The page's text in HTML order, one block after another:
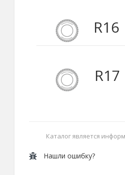
R16
R17
Каталог является
Нашли ошибку?